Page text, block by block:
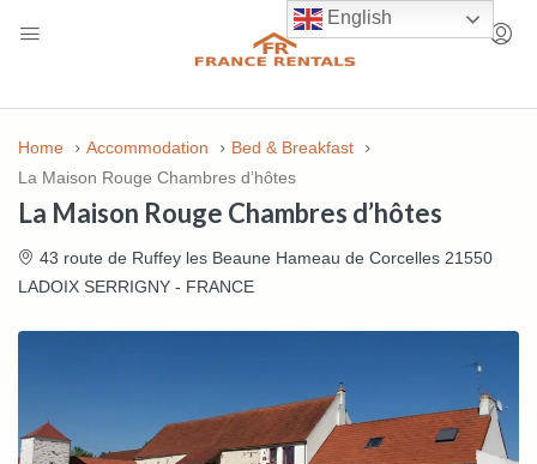
Home Accommodation
Bed & Breakfast
La Maison Rouge Chambres d’hôtes
La Maison Rouge Chambres d’hôtes
43 route de Ruffey les Beaune Hameau de Corcelles 21550
LADOIX SERRIGNY - FRANCE
English